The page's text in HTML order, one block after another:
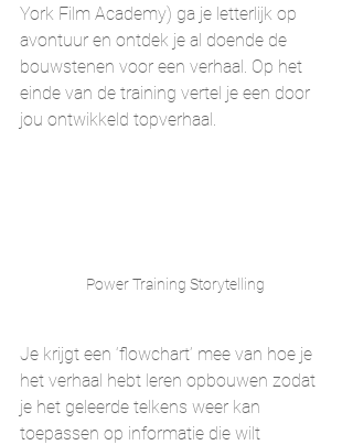
York Film Academy) ga je letterlijk op
avontuur en ontdek je al doende de
bouwstenen voor een verhaal. Op het
einde van de training vertel je een door
jou ontwikkeld topverhaal.
Power Training Storytelling
Je krijgt een ‘flowchart’ mee van hoe je
het verhaal hebt leren opbouwen zodat
je het geleerde telkens weer kan
toepassen op informatie die wilt